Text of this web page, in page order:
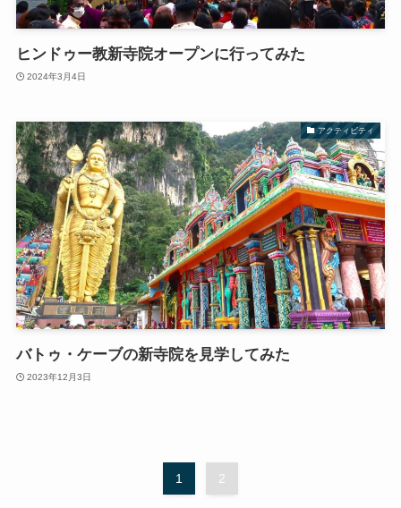
ヒンドゥー教新寺院オープンに行ってみた
2024年3月4日
アクティビティ
バトゥ・ケーブの新寺院を見学してみた
2023年12月3日
1 2